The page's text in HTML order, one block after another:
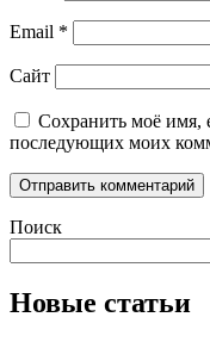
Email *
Сайт
Сохранить моё имя,
последующих моих
Поиск
Новые статьи